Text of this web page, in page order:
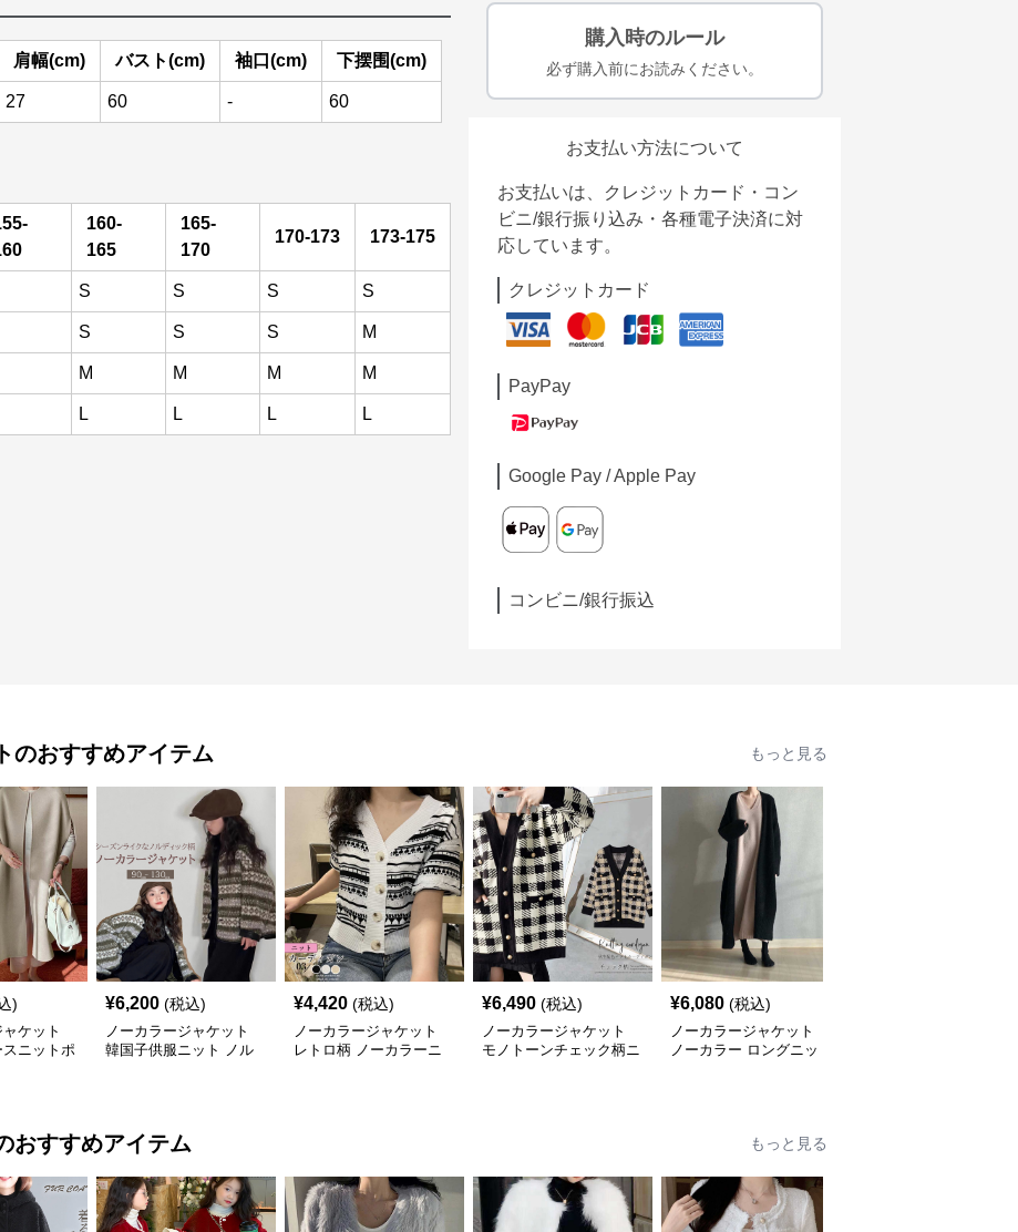
肩幅(cm) バスト(cm) 袖口(cm) 下摆围(cm)
27 60 - 60
160-
165
165-
170
170-173 173-175
S S S S
S S S M
M M M M
L L L L
購入時のルール
必ず購入前にお読みください。
お支払い方法について
お支払いは、クレジットカード・コン
ビニ/銀行振り込み・各種電子決済に対
応しています。
クレジットカード
PayPay
Google Pay / Apple Pay
コンビニ/銀行振込
のおすすめアイテム もっと見る
)
ケット
ニットポ
¥6,200 (税込)
ノーカラージャケット
韓国子供服ニット ノル
¥4,420 (税込)
ノーカラージャケット
レトロ柄 ノーカラーニ
¥6,490 (税込)
ノーカラージャケット
モノトーンチェック柄ニ
¥6,080 (税込)
ノーカラージャケット
ノーカラー ロングニッ
おすすめアイテム もっと見る